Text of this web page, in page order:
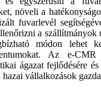
növeli a
fuvarlevél
a szállítmányok
módon lehet
Az e-CMR
ágazat fejlődésére és
vállalkozások